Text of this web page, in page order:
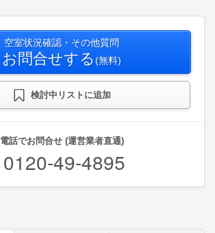
空室状況確認・その他質問
お問合せする (無料)
検討中リストに追加
電話でお問合せ (運営業者直通)
0120-49-4895